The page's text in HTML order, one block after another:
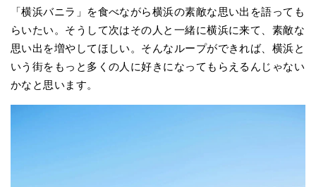
「横浜バニラ」を食べながら横浜の素敵な思い出を語っても
らいたい。そうして次はその人と一緒に横浜に来て、素敵な
思い出を増やしてほしい。そんなループができれば、横浜と
いう街をもっと多くの人に好きになってもらえるんじゃない
かなと思います。